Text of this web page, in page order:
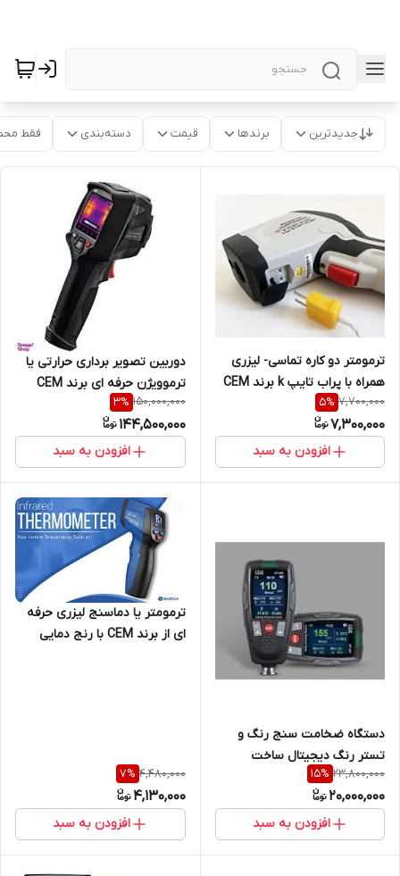
جدیدترین برندها قیمت دسته‌بندی فقط
ترمومتر دو کاره تماسی- لیزری
همراه با پراب تایپ k برند CEM
800)- نمایندگی اصلی جوش آزما
7,700,000
5%
7,300,000
افزودن به سبد
دوربین تصویر برداری حرارتی یا
ترموویژن حرفه ای برند CEM
مدل DT-986H ( نمایندگی اصلی
جوش آزما تجهیز 09120741826)
150,000,000
3%
144,500,000
افزودن به سبد
دستگاه ضخامت سنج رنگ و
تستر رنگ دیجیتال ساخت
کمپانی CEM مدل DT-159
23,800,000
15%
20,000,000
افزودن به سبد
ترمومتر یا دماسنج لیزری حرفه
ای از برند CEM با رنج دمایی
4,480,000
7%
4,130,000
افزودن به سبد